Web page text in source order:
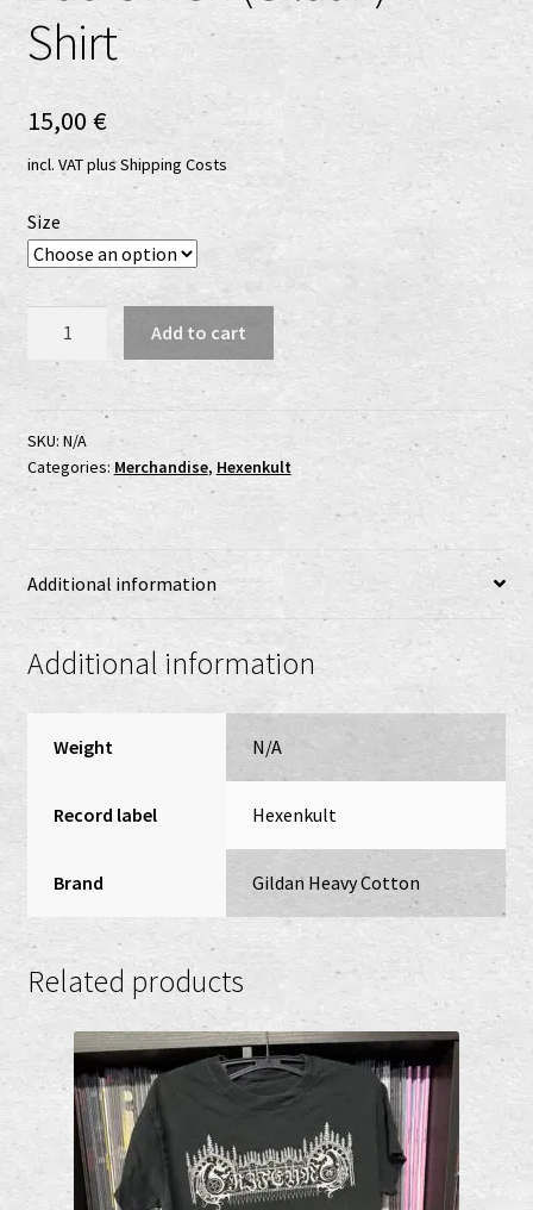
Shop
Versandkosten
Vertrag widerrufen
Widerrufsbelehrung
www.urtodrecords.de
Zahlungsarten
Shirt
15,00 €
incl. VATplusShipping Costs
Size
T-
Shirt
quantity
Add to cart
SKU: N/A
Categories: Merchandise, Hexenkult
Additional information
Additional information
Weight N/A
Record label Hexenkult
Brand Gildan Heavy Cotton
Related products